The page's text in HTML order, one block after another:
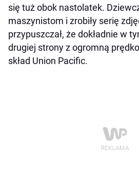
się tuż obok nastolatek.
maszynistom i zrobiły serię
przypuszczał, że dokładnie w
drugiej strony z ogromną
skład Union Pacific.